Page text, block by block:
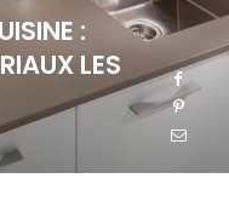
:
LES